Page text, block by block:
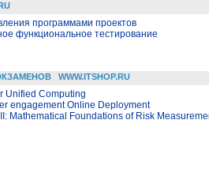
программами проектов
функциональное тестирование
WWW.ITSHOP.RU
Unified Computing
engagement Online Deployment
Mathematical Foundations of Risk